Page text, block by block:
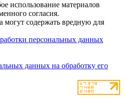
использование материалов
согласия.
могут содержать вредную для
персональных данных
данных на обработку его